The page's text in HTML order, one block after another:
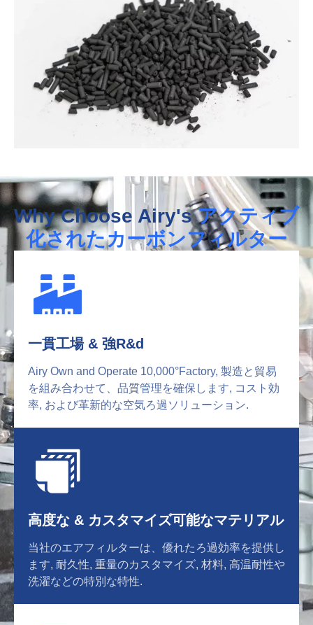
Why Choose Airy's アクティブ
化されたカーボンフィルター
一貫工場 & 強R&d
Airy Own and Operate 10,000°Factory, 製造と貿易
を組み合わせて、品質管理を確保します, コスト効
率, および革新的な空気ろ過ソリューション.
高度な & カスタマイズ可能なマテリアル
当社のエアフィルターは、優れたろ過効率を提供し
ます, 耐久性, 重量のカスタマイズ, 材料, 高温耐性や
洗濯などの特別な特性.